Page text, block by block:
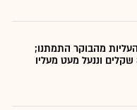
מהבוקר התמתנו;